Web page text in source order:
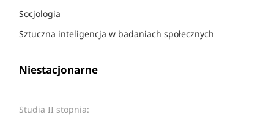
Socjologia
Sztuczna inteligencja w badaniach społecznych
Niestacjonarne
Studia II stopnia: